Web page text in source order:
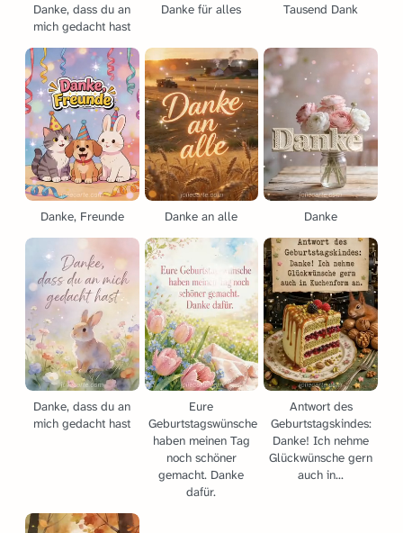
Danke, dass du an
mich gedacht hast
Danke für alles Tausend Dank
Danke, Freunde Danke an alle Danke
Danke, dass du an
mich gedacht hast
Eure
Geburtstagswünsche
haben meinen Tag
noch schöner
gemacht. Danke
dafür.
Antwort des
Geburtstagskindes:
Danke! Ich nehme
Glückwünsche gern
auch in...